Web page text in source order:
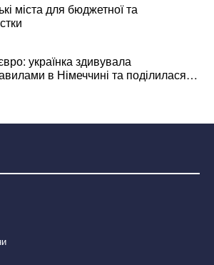
міста для бюджетної та
українка здивувала
в Німеччині та поділилася